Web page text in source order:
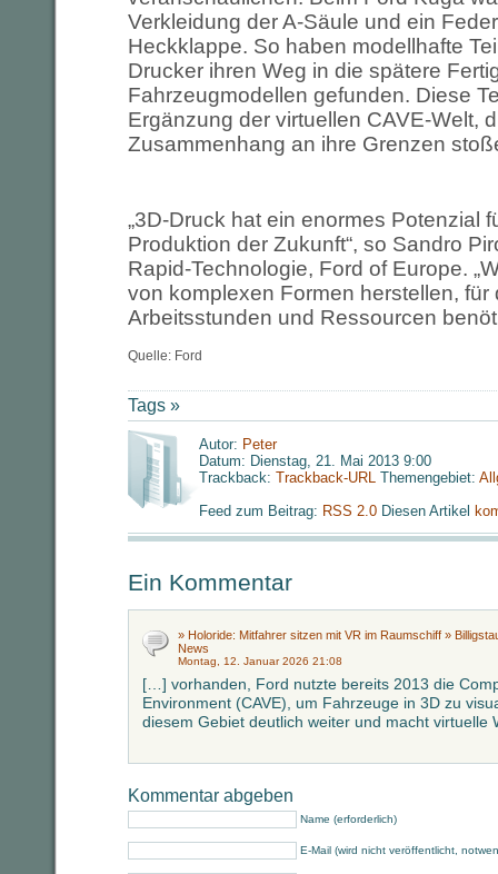
Verkleidung der A-Säule und ein
Heckklappe. So haben modellhafte
Drucker ihren Weg in die spätere
Fahrzeugmodellen gefunden. Diese
Ergänzung der virtuellen CAVE-Welt,
Zusammenhang an ihre Grenzen
„3D-Druck hat ein enormes Potenzial
Produktion der Zukunft“, so Sandro
Rapid-Technologie, Ford of Europe.
von komplexen Formen herstellen, für
Arbeitsstunden und Ressourcen
Quelle: Ford
Tags »
Autor: Peter
Datum: Dienstag, 21. Mai 2013 9:00
Trackback: Trackback-URL Themengebiet:
Feed zum Beitrag: RSS 2.0 Diesen Artikel
Ein Kommentar
» Holoride: Mitfahrer sitzen mit VR im Raumschiff »
News
Montag, 12. Januar 2026 21:08
[…] vorhanden, Ford nutzte bereits 2013 die
Environment (CAVE), um Fahrzeuge in 3D zu
diesem Gebiet deutlich weiter und macht
Kommentar abgeben
Name (erforderlich)
E-Mail (wird nicht veröffentlicht,